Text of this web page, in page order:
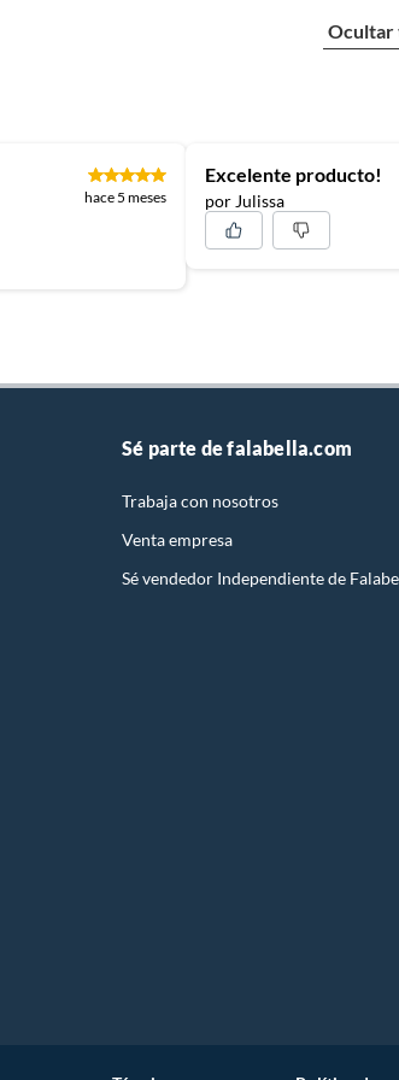
Ocultar
hace 5 meses
Excelente producto!
por Julissa
Sé parte de falabella.com
Trabaja con nosotros
Venta empresa
Sé vendedor Independiente de